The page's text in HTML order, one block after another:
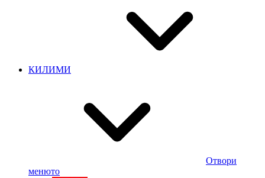
КИЛИМИ
Отвори
менюто